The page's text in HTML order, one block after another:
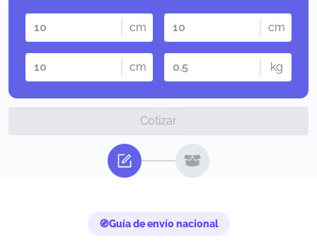
cm cm
cm kg
Cotizar
Guía de envío nacional